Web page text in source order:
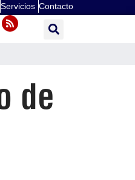
Servicios Contacto
de